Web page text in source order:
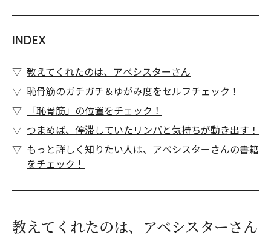
INDEX
教えてくれたのは、アベシスターさん
恥骨筋のガチガチ＆ゆがみ度をセルフチェック！
「恥骨筋」の位置をチェック！
つまめば、停滞していたリンパと気持ちが動き出す！
もっと詳しく知りたい人は、アベシスターさんの書籍
をチェック！
教えてくれたのは、アベシスターさん